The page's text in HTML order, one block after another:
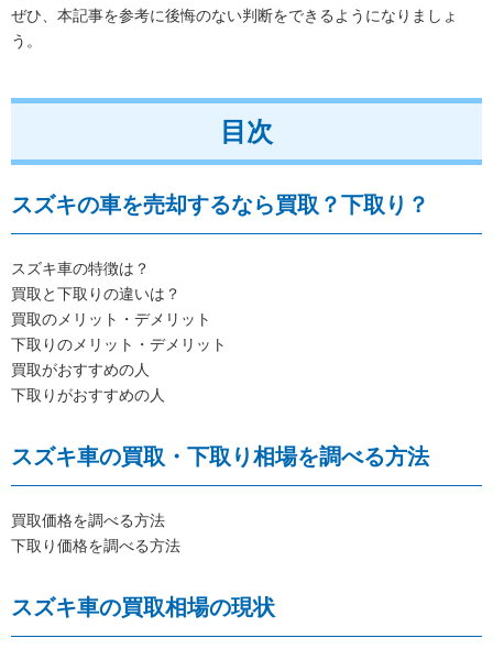
ぜひ、本記事を参考に後悔のない判断をできるようになりましょ
う。
目次
スズキの車を売却するなら買取？下取り？
スズキ車の特徴は？
買取と下取りの違いは？
買取のメリット・デメリット
下取りのメリット・デメリット
買取がおすすめの人
下取りがおすすめの人
スズキ車の買取・下取り相場を調べる方法
買取価格を調べる方法
下取り価格を調べる方法
スズキ車の買取相場の現状